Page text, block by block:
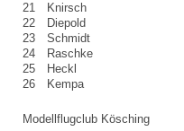
21
Knirsch
22
Diepold
23
Schmidt
24
Raschke
25
Heckl
26
Kempa
Modellflugclub Kösching